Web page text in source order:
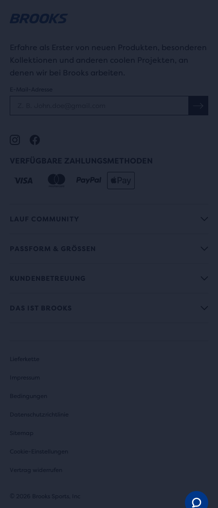
Erfahre als Erster von neuen Produkten, besonderen
Kollektionen und anderen coolen Projekten, an
denen wir bei Brooks arbeiten.
E-Mail-Adresse
VERFÜGBARE ZAHLUNGSMETHODEN
LAUF COMMUNITY
PASSFORM & GRÖSSEN
KUNDENBETREUUNG
DAS IST BROOKS
Lieferkette
Impressum
Bedingungen
Datenschutzrichtlinie
Sitemap
Cookie-Einstellungen
Vertrag widerrufen
© 2026 Brooks Sports, Inc